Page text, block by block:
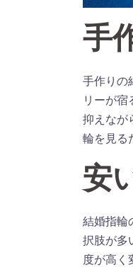
手
手作りの
リーが
抑えなが
輪を見る
安
結婚指輪
択肢が多
度が高く